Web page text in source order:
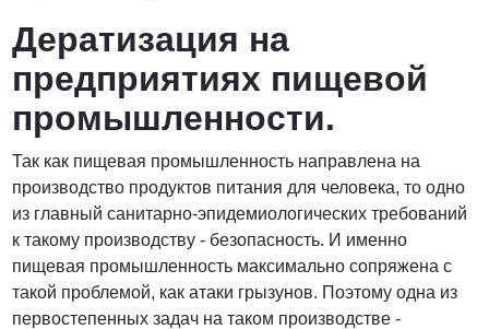
Дератизация на
предприятиях пищевой
промышленности.
Так как пищевая промышленность направлена на
производство продуктов питания для человека, то одно
из главный санитарно-эпидемиологических требований
к такому производству - безопасность. И именно
пищевая промышленность максимально сопряжена с
такой проблемой, как атаки грызунов. Поэтому одна из
первостепенных задач на таком производстве -